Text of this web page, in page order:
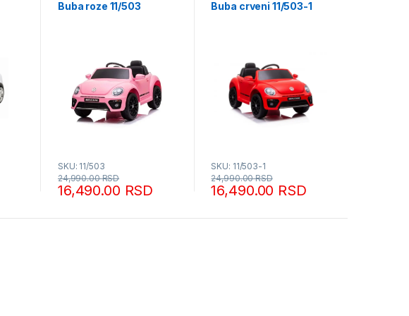
Buba roze 11/503
SKU: 11/503
16,490.00 RSD
24,990.00RSD
Buba crveni 11/503-1
SKU: 11/503-1
16,490.00 RSD
24,990.00RSD